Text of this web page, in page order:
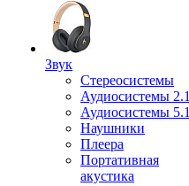
Звук
Стереосистемы
Аудиосистемы 2.1
Аудиосистемы 5.1
Наушники
Плеера
Портативная
акустика